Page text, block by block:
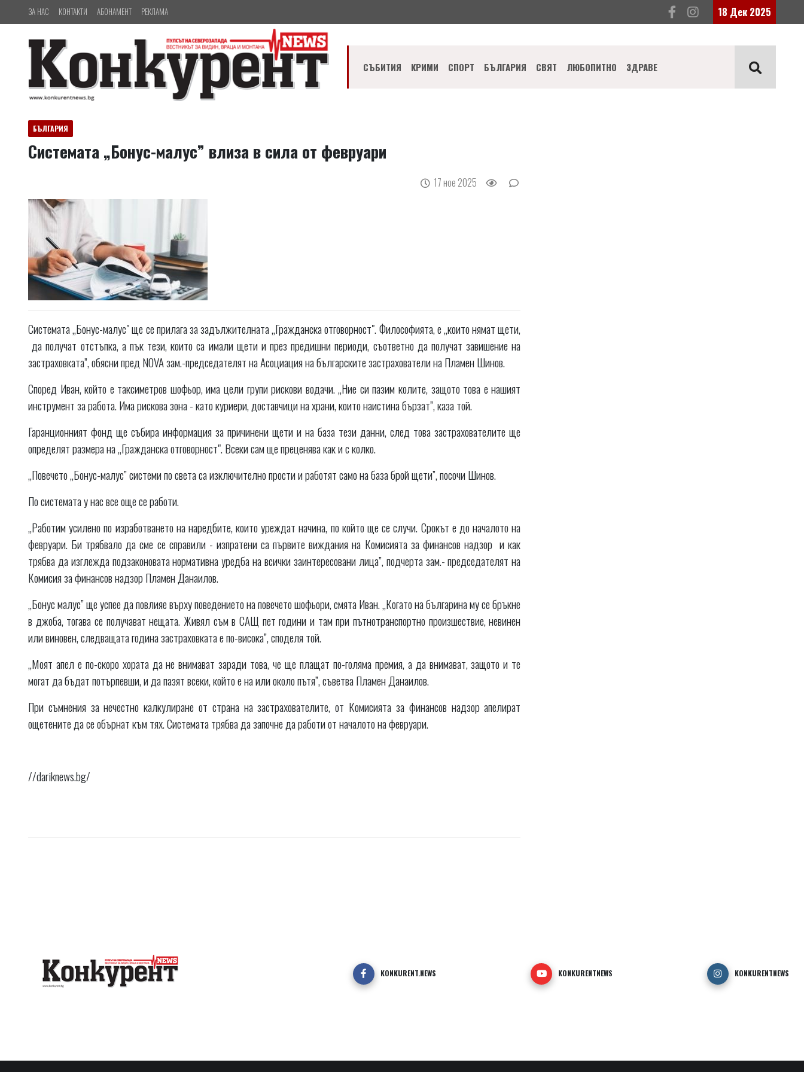
ЗА НАС КОНТАКТИ АБОНАМЕНТ РЕКЛАМА 18 Дек 2025
СЪБИТИЯ КРИМИ СПОРТ БЪЛГАРИЯ СВЯТ ЛЮБОПИТНО ЗДРАВЕ
БЪЛГАРИЯ
Системата „Бонус-малус” влиза в сила от февруари
17 ное 2025
Системата „Бонус-малус" ще се прилага за задължителната „Гражданска отговорност". Философията, е „които нямат щети,
да получат отстъпка, а пък тези, които са имали щети и през предишни периоди, съответно да получат завишение на
застраховката”, обясни пред NOVA зам.-председателят на Асоциация на българските застрахователи на Пламен Шинов.
Според Иван, който е таксиметров шофьор, има цели групи рискови водачи. „Ние си пазим колите, защото това е нашият
инструмент за работа. Има рискова зона - като куриери, доставчици на храни, които наистина бързат”, каза той.
Гаранционният фонд ще събира информация за причинени щети и на база тези данни, след това застрахователите ще
определят размера на „Гражданска отговорност". Всеки сам ще преценява как и с колко.
„Повечето „Бонус-малус” системи по света са изключително прости и работят само на база брой щети”, посочи Шинов.
По системата у нас все още се работи.
„Работим усилено по изработването на наредбите, които уреждат начина, по който ще се случи. Срокът е до началото на
февруари. Би трябвало да сме се справили - изпратени са първите виждания на Комисията за финансов надзор и как
трябва да изглежда подзаконовата нормативна уредба на всички заинтересовани лица”, подчерта зам.- председателят на
Комисия за финансов надзор Пламен Данаилов.
„Бонус малус” ще успее да повлияе върху поведението на повечето шофьори, смята Иван. „Когато на българина му се бръкне
в джоба, тогава се получават нещата. Живял съм в САЩ пет години и там при пътнотранспортно произшествие, невинен
или виновен, следващата година застраховката е по-висока”, споделя той.
„Моят апел е по-скоро хората да не внимават заради това, че ще плащат по-голяма премия, а да внимават, защото и те
могат да бъдат потърпевши, и да пазят всеки, който е на или около пътя”, съветва Пламен Данаилов.
При съмнения за нечестно калкулиране от страна на застрахователите, от Комисията за финансов надзор апелират
ощетените да се обърнат към тях. Системата трябва да започне да работи от началото на февруари.
//dariknews.bg/
KONKURENT.NEWS KONKURENTNEWS KONKURENTNEWS